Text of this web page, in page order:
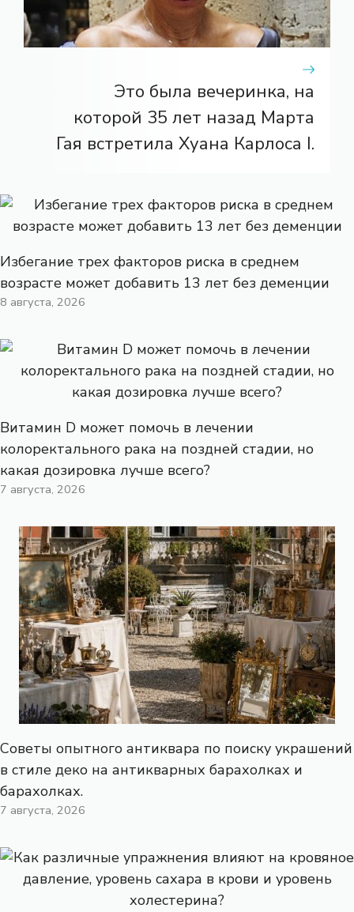
Это была вечеринка, на
которой 35 лет назад Марта
Гая встретила Хуана Карлоса I.
Избегание трех факторов риска в среднем
возрасте может добавить 13 лет без деменции
8 августа, 2026
Витамин D может помочь в лечении
колоректального рака на поздней стадии, но
какая дозировка лучше всего?
7 августа, 2026
Советы опытного антиквара по поиску украшений
в стиле деко на антикварных барахолках и
барахолках.
7 августа, 2026